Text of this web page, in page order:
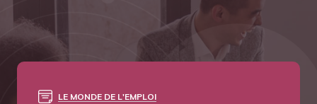
LE MONDE DE L'EMPLOI